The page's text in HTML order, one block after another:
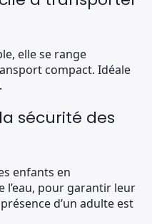
elle se range
compact. Idéale
sécurité des
enfants en
l’eau, pour garantir leur
d’un adulte est